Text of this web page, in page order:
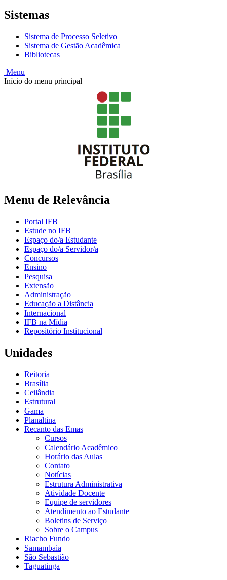
Sistemas
Sistema de Processo Seletivo
Sistema de Gestão Acadêmica
Bibliotecas
Menu
Início do menu principal
Menu de Relevância
Portal IFB
Estude no IFB
Espaço do/a Estudante
Espaço do/a Servidor/a
Concursos
Ensino
Pesquisa
Extensão
Administração
Educação a Distância
Internacional
IFB na Mídia
Repositório Institucional
Unidades
Reitoria
Brasília
Ceilândia
Estrutural
Gama
Planaltina
Recanto das Emas
Cursos
Calendário Acadêmico
Horário das Aulas
Contato
Notícias
Estrutura Administrativa
Atividade Docente
Equipe de servidores
Atendimento ao Estudante
Boletins de Serviço
Sobre o Campus
Riacho Fundo
Samambaia
São Sebastião
Taguatinga